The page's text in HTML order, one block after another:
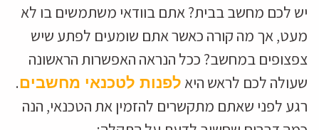
יש לכם מחשב בבית? אתם בוודאי משתמשים בו לא
מעט, אך מה קורה כאשר אתם שומעים לפתע שיש
צפצופים במחשב? ככל הנראה האפשרות הראשונה
שעולה לכם לראש היא לפנות לטכנאי מחשבים.
רגע לפני שאתם מתקשרים להזמין את הטכנאי, הנה